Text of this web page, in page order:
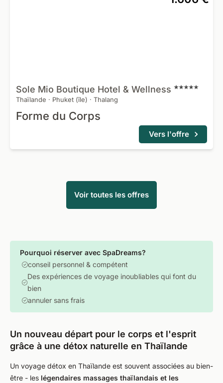
Sole Mio Boutique Hotel & Wellness
Thaïlande · Phuket (île) · Thalang
Forme du Corps
Vers l'offre
Voir toutes les offres
Pourquoi réserver avec SpaDreams?
conseil personnel & compétent
Des expériences de voyage inoubliables qui font du
bien
annuler sans frais
Un nouveau départ pour le corps et l'esprit
grâce à une détox naturelle en Thaïlande
Un voyage détox en Thaïlande est souvent associées au bien-
être - les légendaires massages thaïlandais et les